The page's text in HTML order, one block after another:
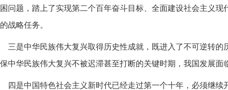
问题，踏上了实现第二个百年奋斗目标、全面建设社会主义现
战略任务。
三是中华民族伟大复兴取得历史性成就，既进入了不可逆转的
中华民族伟大复兴不被迟滞甚至打断的关键时期，我国发展面
四是中国特色社会主义新时代已经走过第一个十年，必须继续